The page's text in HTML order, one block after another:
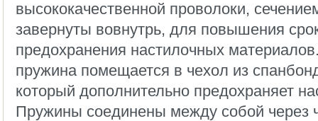
высококачественной проволоки,
завернуты вовнутрь, для повышения
предохранения настилочных
пружина помещается в чехол из
который дополнительно предохраняет
Пружины соединены между собой через